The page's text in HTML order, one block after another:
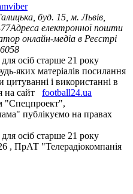
viber
буд. 15, м. Львів,
Адреса електронної пошти
онлайн-медіа в Реєстрі
осіб старше 21 року
яких матеріалів посилання
і використанні в
на сайт
football24.ua
"Спецпроект",
публікуємо на правах
осіб старше 21 року
, ПрАТ "Телерадіокомпанія